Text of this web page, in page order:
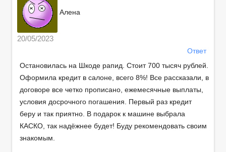
Алена
20/05/2023
Ответ
Остановилась на Шкоде рапид. Стоит 700 тысяч рублей.
Оформила кредит в салоне, всего 8%! Все рассказали, в
договоре все четко прописано, ежемесячные выплаты,
условия досрочного погашения. Первый раз кредит
беру и так приятно. В подарок к машине выбрала
КАСКО, так надёжнее будет! Буду рекомендовать своим
знакомым.